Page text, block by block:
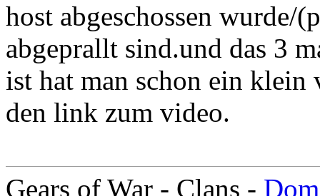
host abgeschossen wurde/
abgeprallt sind.und das 3
ist hat man schon ein klein
den link zum video.
Gears of War - Clans -